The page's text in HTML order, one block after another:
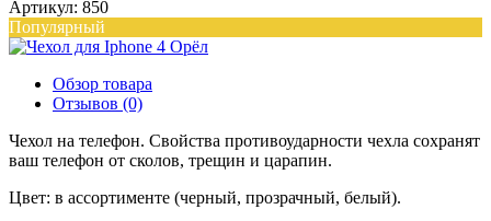
Артикул: 850
Популярный
Обзор товара
Отзывов (0)
Чехол на телефон. Свойства противоударности чехла сохранят
ваш телефон от сколов, трещин и царапин.
Цвет: в ассортименте (черный, прозрачный, белый).